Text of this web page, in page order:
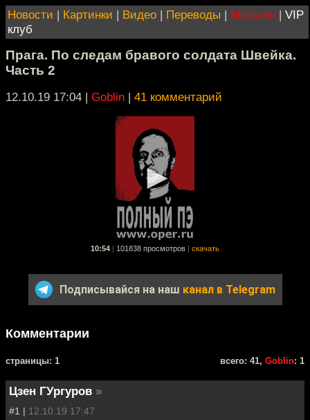
Новости | Картинки | Видео | Переводы | Магазин | VIP
клуб
Прага. По следам бравого солдата Швейка.
Часть 2
12.10.19 17:04 | Goblin | 41 комментарий
10:54 101838 просмотров скачать
Подписывайся на наш канал в Telegram
Комментарии
cтраницы: 1 всего: 41, Goblin: 1
Цзен ГУргуров »
#1 | 12.10.19 17:47